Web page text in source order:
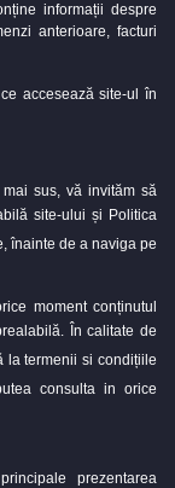
informații despre
anterioare, facturi
accesează site-ul în
sus, vă invităm să
site-ului și Politica
înainte de a naviga pe
moment conținutul
În calitate de
la termenii si condițiile
consulta in orice
prezentarea